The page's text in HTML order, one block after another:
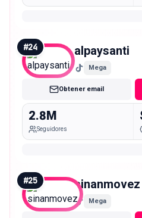
#24 alpaysanti
Mega
Obtener email
2.8M
Seguidores
#25 sinanmovez
Mega